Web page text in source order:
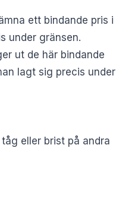
ett bindande pris i
under gränsen.
ut de här bindande
lagt sig precis under
eller brist på andra